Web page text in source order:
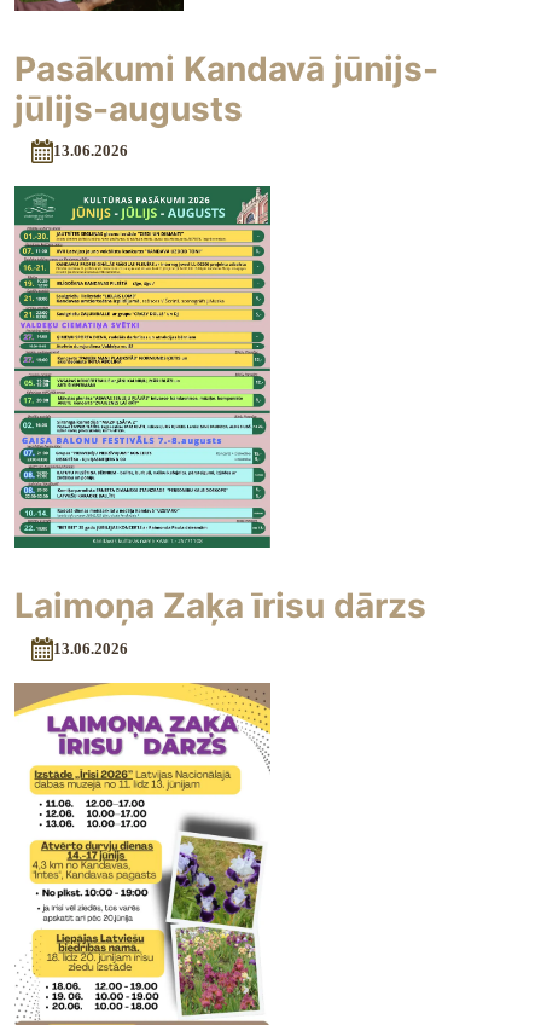
Pasākumi Kandavā jūnijs-
jūlijs-augusts
13.06.2026
Laimoņa Zaķa īrisu dārzs
13.06.2026